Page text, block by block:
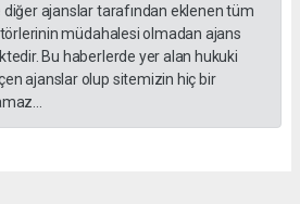
diğer ajanslar tarafından eklenen tüm
müdahalesi olmadan ajans
Bu haberlerde yer alan hukuki
ajanslar olup sitemizin hiç bir